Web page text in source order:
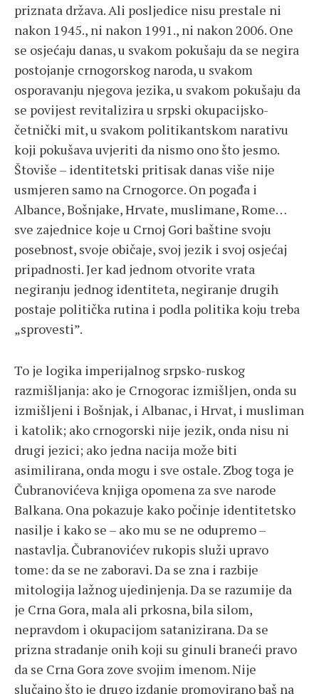
priznata država. Ali posljedice nisu prestale ni
nakon 1945., ni nakon 1991., ni nakon 2006. One
se osjećaju danas, u svakom pokušaju da se negira
postojanje crnogorskog naroda, u svakom
osporavanju njegova jezika, u svakom pokušaju da
se povijest revitalizira u srpski okupacijsko-
četnički mit, u svakom politikantskom narativu
koji pokušava uvjeriti da nismo ono što jesmo.
Štoviše – identitetski pritisak danas više nije
usmjeren samo na Crnogorce. On pogađa i
Albance, Bošnjake, Hrvate, muslimane, Rome…
sve zajednice koje u Crnoj Gori baštine svoju
posebnost, svoje običaje, svoj jezik i svoj osjećaj
pripadnosti. Jer kad jednom otvorite vrata
negiranju jednog identiteta, negiranje drugih
postaje politička rutina i podla politika koju treba
„sprovesti”.
To je logika imperijalnog srpsko-ruskog
razmišljanja: ako je Crnogorac izmišljen, onda su
izmišljeni i Bošnjak, i Albanac, i Hrvat, i musliman
i katolik; ako crnogorski nije jezik, onda nisu ni
drugi jezici; ako jedna nacija može biti
asimilirana, onda mogu i sve ostale. Zbog toga je
Čubranovićeva knjiga opomena za sve narode
Balkana. Ona pokazuje kako počinje identitetsko
nasilje i kako se – ako mu se ne odupremo –
nastavlja. Čubranovićev rukopis služi upravo
tome: da se ne zaboravi. Da se zna i razbije
mitologija lažnog ujedinjenja. Da se razumije da
je Crna Gora, mala ali prkosna, bila silom,
nepravdom i okupacijom satanizirana. Da se
prizna stradanje onih koji su ginuli braneći pravo
da se Crna Gora zove svojim imenom. Nije
slučajno što je drugo izdanje promovirano baš na